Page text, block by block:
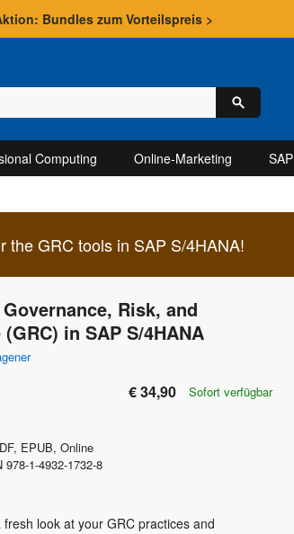
Bundles zum Vorteilspreis >
Computing Online-Marketing SAP
the GRC tools in SAP S/4HANA!
Risk, and
in SAP S/4HANA
€ 34,90 Sofort verfügbar
EPUB, Online
978-1-4932-1732-8
look at your GRC practices and